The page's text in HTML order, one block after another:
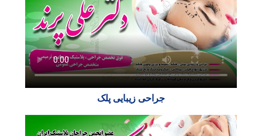
جراحی زیبایی پلک